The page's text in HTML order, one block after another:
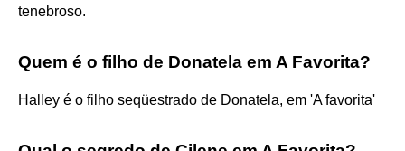
tenebroso.
Quem é o filho de Donatela em A Favorita?
Halley é o filho seqüestrado de Donatela, em 'A favorita'